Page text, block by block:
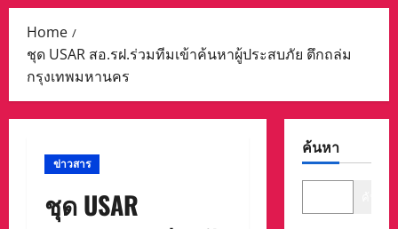
Home
ชุด USAR สอ.รฝ.ร่วมทีมเข้าค้นหาผู้ประสบภัย ตึกถล่ม
กรุงเทพมหานคร
ข่าวสาร
ชุด USAR
ค้นหา